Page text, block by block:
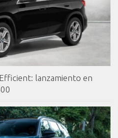
lanzamiento en